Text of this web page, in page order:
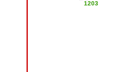
1203